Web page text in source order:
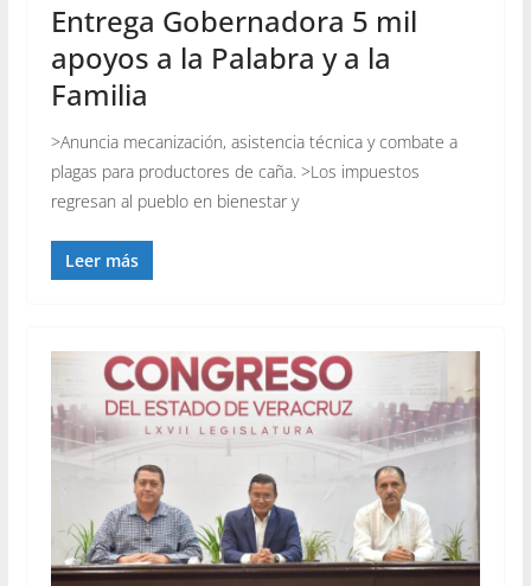
Entrega Gobernadora 5 mil
apoyos a la Palabra y a la
Familia
>Anuncia mecanización, asistencia técnica y combate a
plagas para productores de caña. >Los impuestos
regresan al pueblo en bienestar y
Leer más